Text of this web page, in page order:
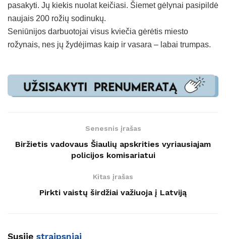
pasakyti. Jų kiekis nuolat keičiasi. Šiemet gėlynai pasipildė
naujais 200 rožių sodinukų.
Seniūnijos darbuotojai visus kviečia gėrėtis miesto
rožynais, nes jų žydėjimas kaip ir vasara – labai trumpas.
Senesnis įrašas
Biržietis vadovaus Šiaulių apskrities vyriausiajam
policijos komisariatui
Kitas įrašas
Pirkti vaistų širdžiai važiuoja į Latviją
Susiję straipsniai